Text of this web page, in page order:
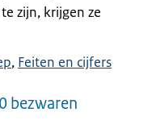
zijn, krijgen ze
Feiten en cijfers
bezwaren